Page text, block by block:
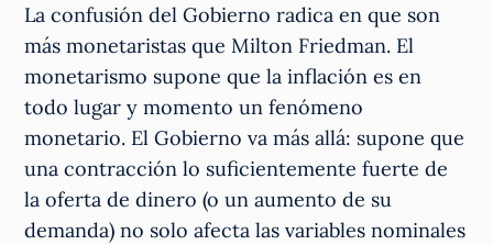
La confusión del Gobierno radica en que son
más monetaristas que Milton Friedman. El
monetarismo supone que la inflación es en
todo lugar y momento un fenómeno
monetario. El Gobierno va más allá: supone que
una contracción lo suficientemente fuerte de
la oferta de dinero (o un aumento de su
demanda) no solo afecta las variables nominales